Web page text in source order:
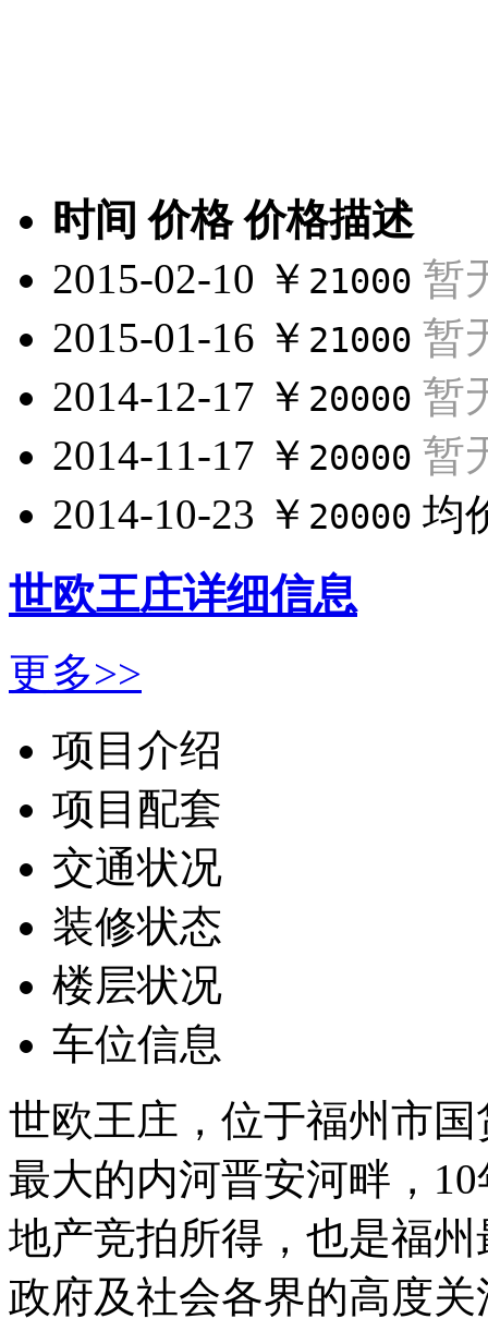
时间 价格 价格描述
2015-02-10 ￥ 21000 暂
2015-01-16 ￥ 21000 暂
2014-12-17 ￥ 20000 暂
2014-11-17 ￥ 20000 暂
2014-10-23 ￥ 20000 均
世欧王庄详细信息
更多>>
项目介绍
项目配套
交通状况
装修状态
楼层状况
车位信息
世欧王庄，位于福州市
最大的内河晋安河畔，
地产竞拍所得，也是福
政府及社会各界的高度